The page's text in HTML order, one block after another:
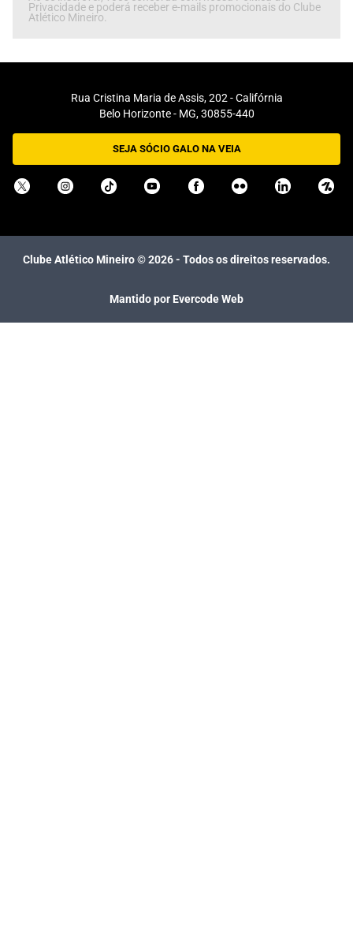
Privacidade e poderá receber e-mails promocionais do Clube
Atlético Mineiro.
Rua Cristina Maria de Assis, 202 - Califórnia
Belo Horizonte - MG, 30855-440
SEJA SÓCIO GALO NA VEIA
Clube Atlético Mineiro ©2026- Todos os direitos reservados.
Mantido por Evercode Web